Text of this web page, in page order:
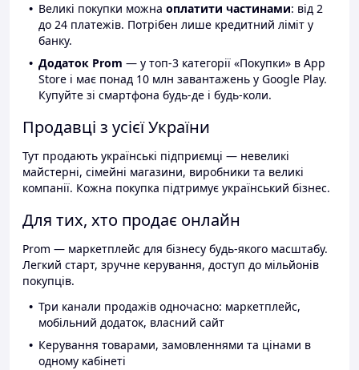
Великі покупки можна оплатити частинами: від 2
до 24 платежів. Потрібен лише кредитний ліміт у
банку.
Додаток Prom — у топ-3 категорії «Покупки» в App
Store і має понад 10 млн завантажень у Google Play.
Купуйте зі смартфона будь-де і будь-коли.
Продавці з усієї України
Тут продають українські підприємці — невеликі
майстерні, сімейні магазини, виробники та великі
компанії. Кожна покупка підтримує український бізнес.
Для тих, хто продає онлайн
Prom — маркетплейс для бізнесу будь-якого масштабу.
Легкий старт, зручне керування, доступ до мільйонів
покупців.
Три канали продажів одночасно: маркетплейс,
мобільний додаток, власний сайт
Керування товарами, замовленнями та цінами в
одному кабінеті